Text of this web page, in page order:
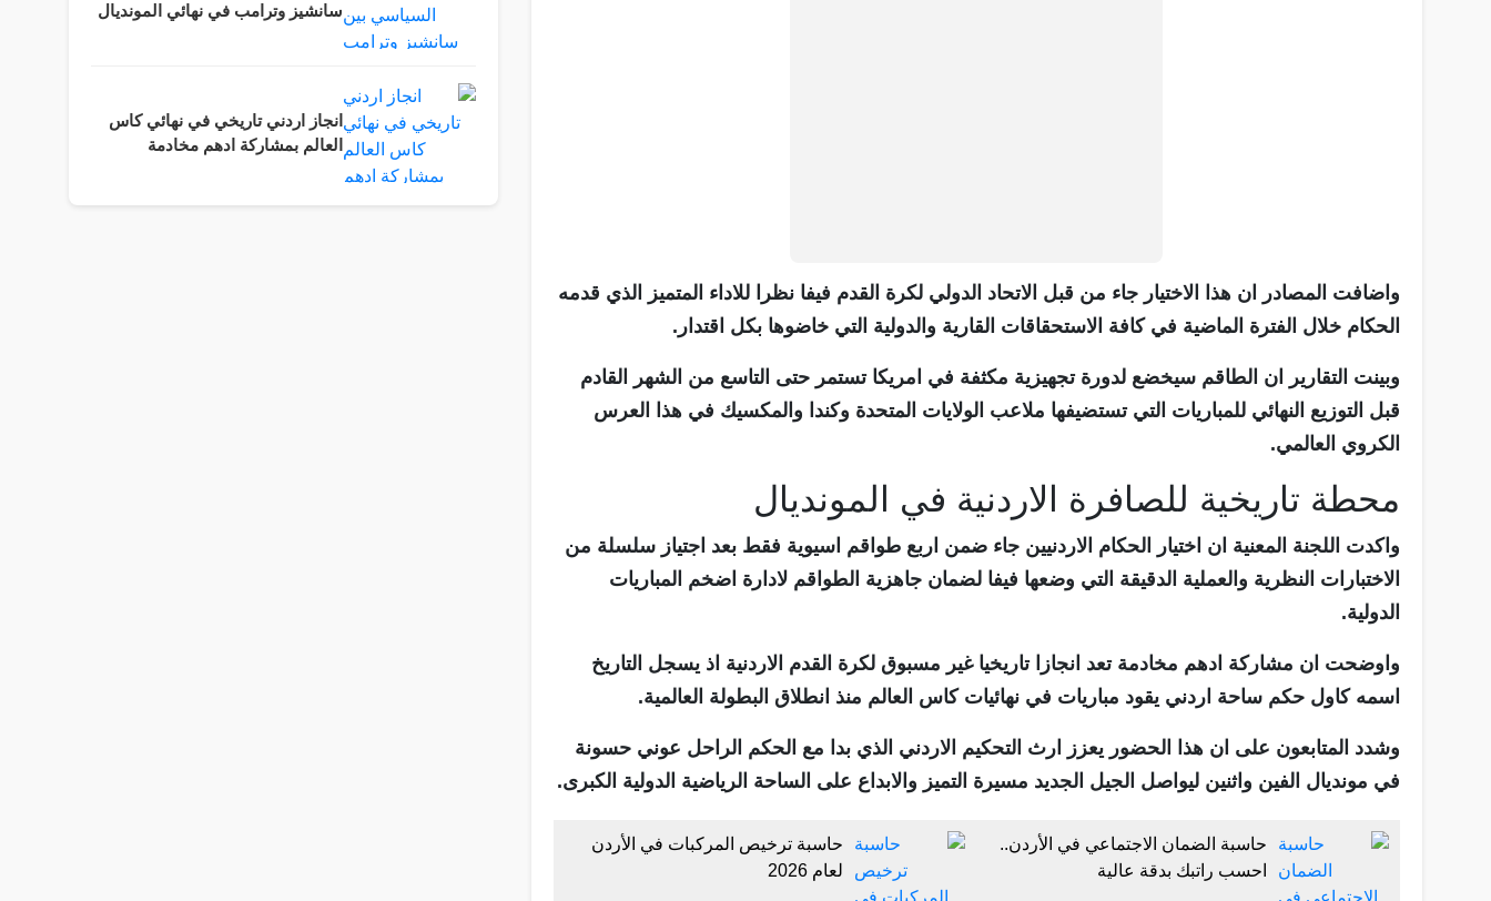
واضافت المصادر ان هذا الاختيار جاء من قبل الاتحاد الدولي لكرة القدم فيفا نظرا للاداء المتميز الذي قدمه
الحكام خلال الفترة الماضية في كافة الاستحقاقات القارية والدولية التي خاضوها بكل اقتدار.
وبينت التقارير ان الطاقم سيخضع لدورة تجهيزية مكثفة في امريكا تستمر حتى التاسع من الشهر القادم
قبل التوزيع النهائي للمباريات التي تستضيفها ملاعب الولايات المتحدة وكندا والمكسيك في هذا العرس
الكروي العالمي.
محطة تاريخية للصافرة الاردنية في المونديال
واكدت اللجنة المعنية ان اختيار الحكام الاردنيين جاء ضمن اربع طواقم اسيوية فقط بعد اجتياز سلسلة من
الاختبارات النظرية والعملية الدقيقة التي وضعها فيفا لضمان جاهزية الطواقم لادارة اضخم المباريات
الدولية.
واوضحت ان مشاركة ادهم مخادمة تعد انجازا تاريخيا غير مسبوق لكرة القدم الاردنية اذ يسجل التاريخ
اسمه كاول حكم ساحة اردني يقود مباريات في نهائيات كاس العالم منذ انطلاق البطولة العالمية.
وشدد المتابعون على ان هذا الحضور يعزز ارث التحكيم الاردني الذي بدا مع الحكم الراحل عوني حسونة
في مونديال الفين واثنين ليواصل الجيل الجديد مسيرة التميز والابداع على الساحة الرياضية الدولية الكبرى.
حاسبة الضمان الاجتماعي في الأردن..
احسب راتبك بدقة عالية
حاسبة ترخيص المركبات في الأردن
لعام 2026
سانشيز وترامب في نهائي المونديال
انجاز اردني تاريخي في نهائي كاس
العالم بمشاركة ادهم مخادمة